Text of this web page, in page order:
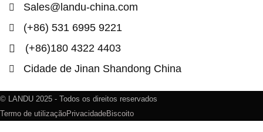
Sales@landu-china.com
(+86) 531 6995 9221
(+86)180 4322 4403
Cidade de Jinan Shandong China
© LANDU 2025 - Todos os direitos reservados
Termo de utilizaçãoPrivacidadeBiscoito